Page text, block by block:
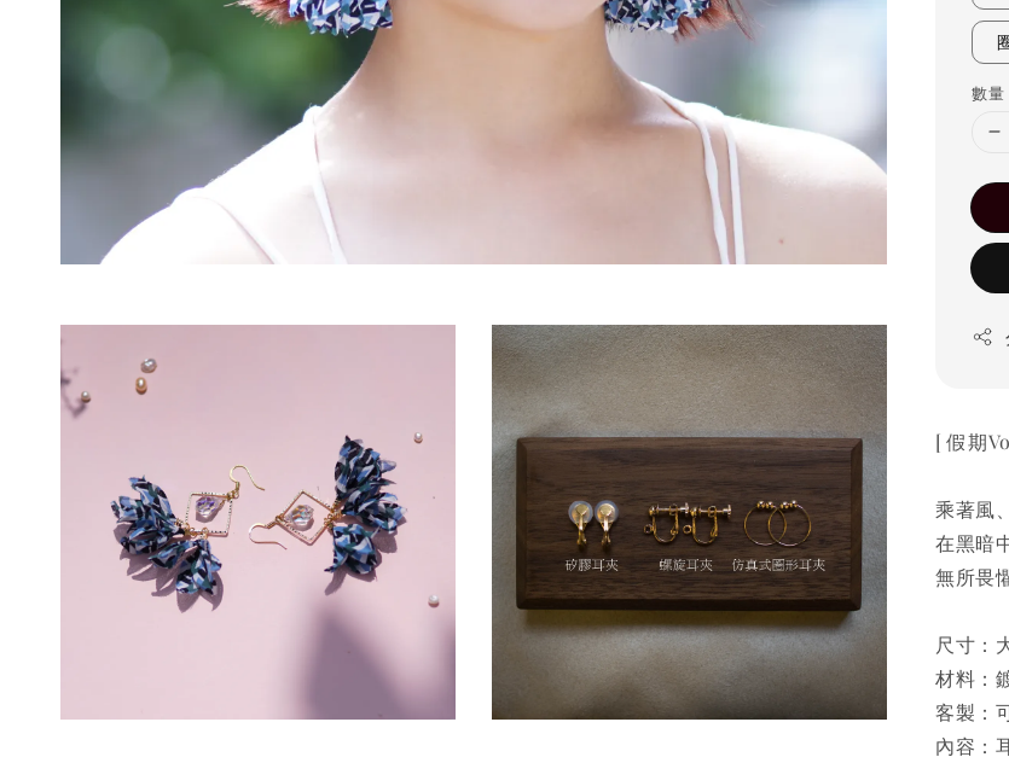
數量
[ 假期
乘著風
在黑暗
無所畏
尺寸：
材料：
客製：
內容：